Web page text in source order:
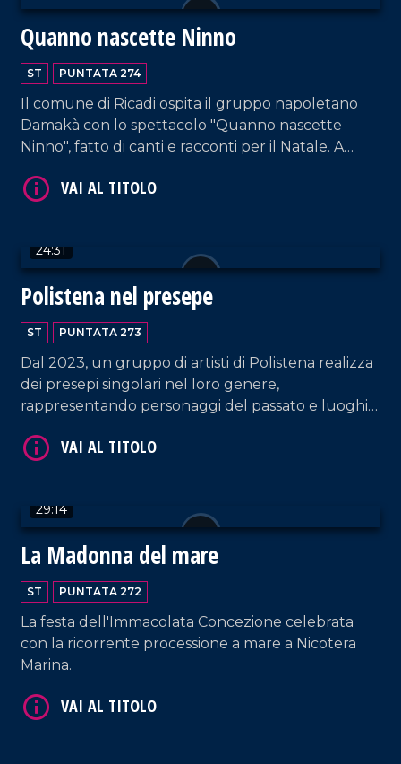
Quanno nascette Ninno
ST PUNTATA 274
Il comune di Ricadi ospita il gruppo napoletano
Damakà con lo spettacolo "Quanno nascette
Ninno", fatto di canti e racconti per il Natale. A
vivente.
24:31
Polistena nel presepe
ST PUNTATA 273
Dal 2023, un gruppo di artisti di Polistena realizza
dei presepi singolari nel loro genere,
rappresentando personaggi del passato e luoghi
29:14
La Madonna del mare
ST PUNTATA 272
La festa dell'Immacolata Concezione celebrata
con la ricorrente processione a mare a Nicotera
Marina.
VAI AL TITOLO
VAI AL TITOLO
VAI AL TITOLO